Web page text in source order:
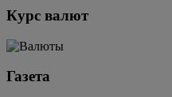
Курс валют
Газета